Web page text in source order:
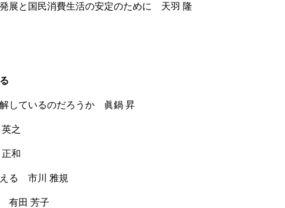
展と国民消費生活の安定のために 天羽 隆
しているのだろうか 眞鍋 昇
之
和
る 市川 雅規
有田 芳子